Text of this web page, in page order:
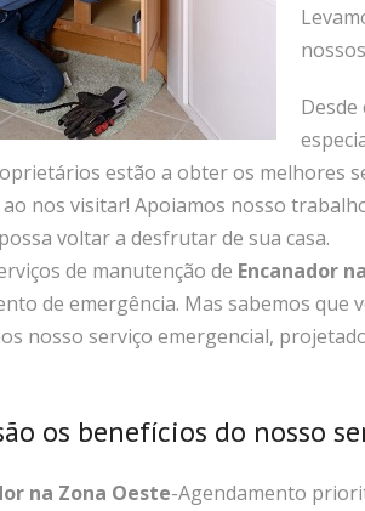
estão a obter os melhores
nos visitar! Apoiamos nosso
voltar a desfrutar de sua casa.
de manutenção de Encanador
de emergência. Mas sabemos que
nosso serviço emergencial,
os benefícios do nosso
na Zona Oeste-Agendamento